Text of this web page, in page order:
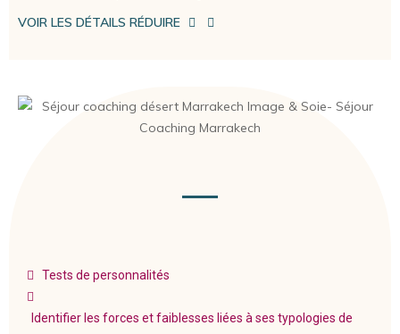
VOIR LES DÉTAILS RÉDUIRE
Tests de personnalités
Identifier les forces et faiblesses liées à ses typologies de